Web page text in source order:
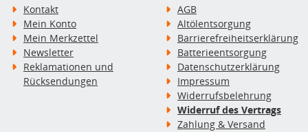
Kontakt
Mein Konto
Mein Merkzettel
Newsletter
Reklamationen und
Rücksendungen
AGB
Altölentsorgung
Barrierefreiheitserklärung
Batterieentsorgung
Datenschutzerklärung
Impressum
Widerrufsbelehrung
Widerruf des Vertrags
Zahlung & Versand